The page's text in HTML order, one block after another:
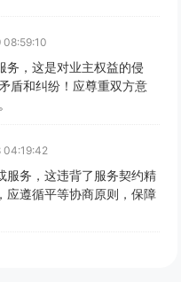
务，这是对业主权益的侵
盾和纠纷！应尊重双方意
服务，这违背了服务契约精
应遵循平等协商原则，保障